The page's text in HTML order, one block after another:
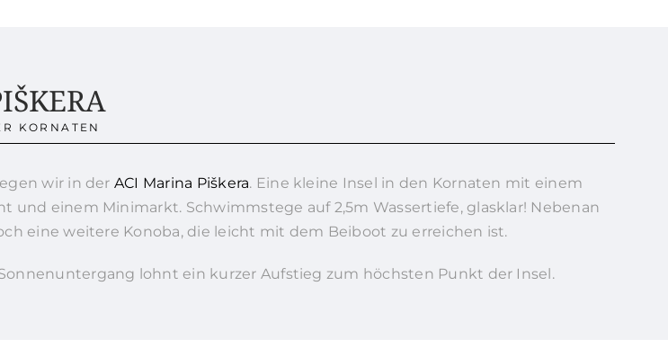
KORNATEN
wir in der ACI Marina Piškera. Eine kleine Insel in den Kornaten mit einem
und einem Minimarkt. Schwimmstege auf 2,5m Wassertiefe, glasklar! Nebenan
eine weitere Konoba, die leicht mit dem Beiboot zu erreichen ist.
lohnt ein kurzer Aufstieg zum höchsten Punkt der Insel.